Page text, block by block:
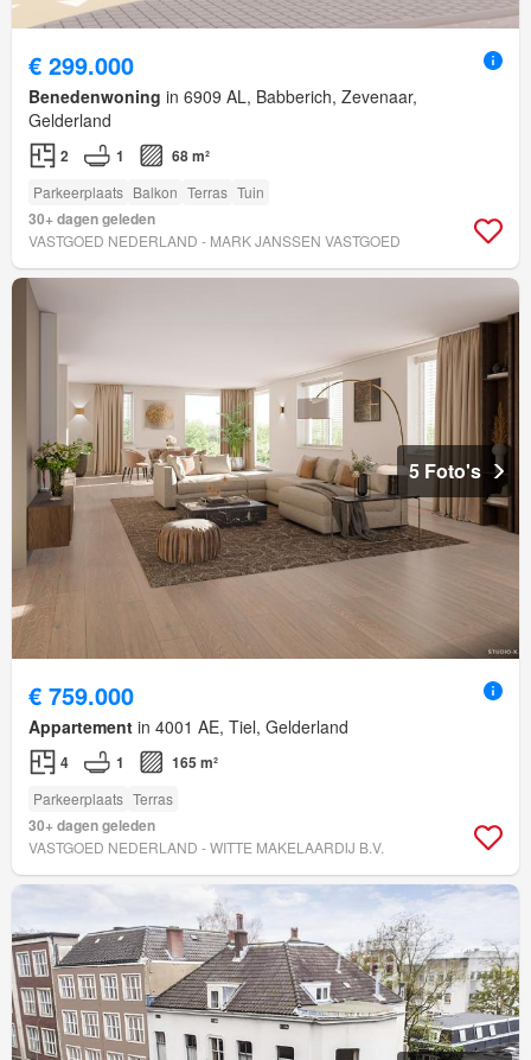
€ 299.000
Benedenwoning in 6909 AL, Babberich, Zevenaar,
Gelderland
2 1 68 m²
Parkeerplaats Balkon Terras Tuin
30+ dagen geleden
VASTGOED NEDERLAND - MARK JANSSEN VASTGOED
5 Foto's
€ 759.000
Appartement in 4001 AE, Tiel, Gelderland
4 1 165 m²
Parkeerplaats Terras
30+ dagen geleden
VASTGOED NEDERLAND - WITTE MAKELAARDIJ B.V.